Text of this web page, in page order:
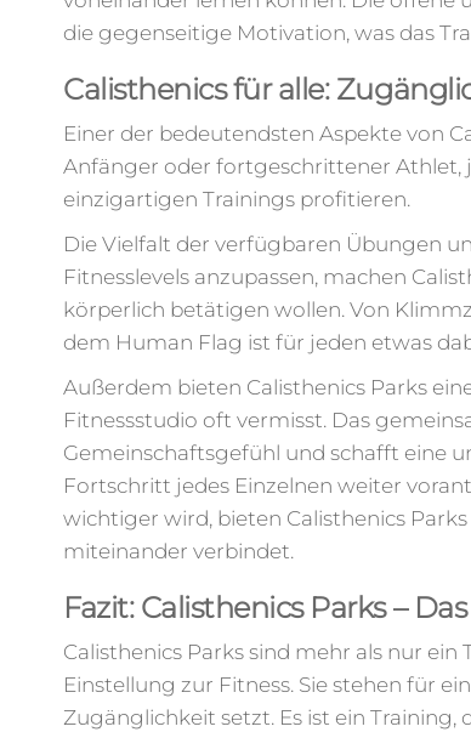
die gegenseitige Motivation, was das
Calisthenics für alle:
Einer der bedeutendsten Aspekte von
Anfänger oder fortgeschrittener Athlet,
einzigartigen Trainings profitieren.
Die Vielfalt der verfügbaren Übungen
Fitnesslevels anzupassen, machen
körperlich betätigen wollen. Von
dem Human Flag ist für jeden etwas
Außerdem bieten Calisthenics Parks
Fitnessstudio oft vermisst. Das
Gemeinschaftsgefühl und schafft eine
Fortschritt jedes Einzelnen weiter
wichtiger wird, bieten Calisthenics
miteinander verbindet.
Fazit: Calisthenics Parks –
Calisthenics Parks sind mehr als nur ein
Einstellung zur Fitness. Sie stehen für
Zugänglichkeit setzt. Es ist ein